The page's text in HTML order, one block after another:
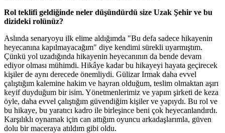
Rol teklifi geldiğinde neler düşündürdü size Uzak Şehir ve bu
dizideki rolünüz?
Aslında senaryoyu ilk elime aldığımda "Bu defa sadece hikayenin
heyecanına kapılmayacağım" diye kendimi sürekli uyarmıştım.
Çünkü yol uzadığında hikayenin heyecanının da bende devam
ediyor olması mühimdi. Hikâye kadar bu hikayeyi hayata geçirecek
kişiler de aynı derecede önemliydi. Gülizar Irmak daha evvel
çalıştığım kalemine hakim ve hayran olduğum, teslim olmaktan aşırı
keyif duyduğum bir isim. Yönetmenlerimiz ve yapım şirketi de keza
öyle, daha evvel çalıştığım güvendiğim kişiler ve yapıydı. Bu rol ve
bu hikaye, bu yaratıcı kadro ile birleşince beni çok heyecanlandırdı.
Karşılıklı oynamak için can attığım oyuncu arkadaşlarımla, güven
dolu bir maceraya atıldım gibi oldu.